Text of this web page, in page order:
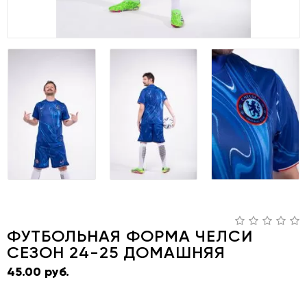
ФУТБОЛЬНАЯ ФОРМА ЧЕЛСИ
СЕЗОН 24-25 ДОМАШНЯЯ
45.00 руб.